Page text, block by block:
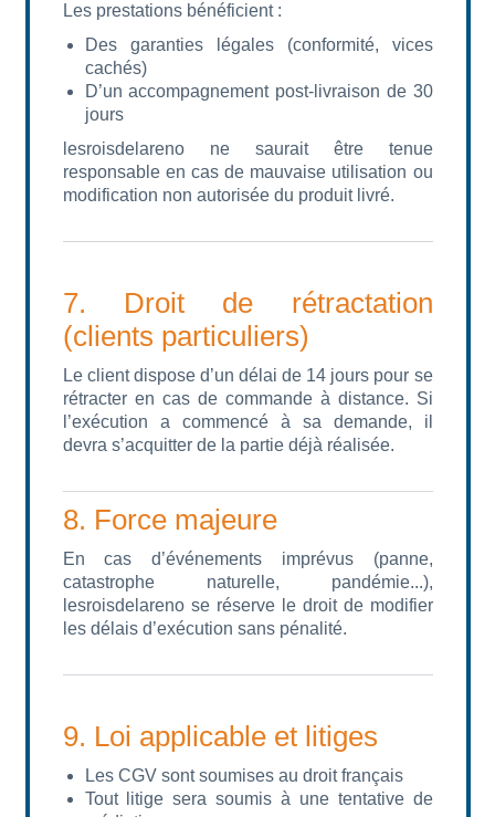
Les prestations bénéficient :
Des garanties légales (conformité, vices
cachés)
D’un accompagnement post-livraison de 30
jours
lesroisdelareno ne saurait être tenue
responsable en cas de mauvaise utilisation ou
modification non autorisée du produit livré.
7. Droit de rétractation
(clients particuliers)
Le client dispose d’un délai de 14 jours pour se
rétracter en cas de commande à distance. Si
l’exécution a commencé à sa demande, il
devra s’acquitter de la partie déjà réalisée.
8. Force majeure
En cas d’événements imprévus (panne,
catastrophe naturelle, pandémie...),
lesroisdelareno se réserve le droit de modifier
les délais d’exécution sans pénalité.
9. Loi applicable et litiges
Les CGV sont soumises au droit français
Tout litige sera soumis à une tentative de